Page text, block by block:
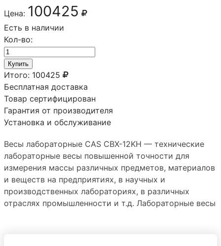
Цена: 100425
Есть в наличии
Кол-во:
Купить
Итого: 100425
Бесплатная доставка
Товар сертифицирован
Гарантия от производителя
Установка и обслуживание
Весы лабораторные CAS CBX-12KH — технические
лабораторные весы повышенной точности для
измерения массы различных предметов, материалов
и веществ на предприятиях, в научных и
производственных лабораториях, в различных
отраслях промышленности и т.д. Лабораторные весы